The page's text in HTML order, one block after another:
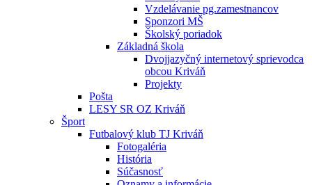
Vzdelávanie pg.zamestnancov
Sponzori MŠ
Školský poriadok
Základná škola
Dvojjazyčný internetový sprievodca
obcou Kriváň
Projekty
Pošta
LESY SR OZ Kriváň
Šport
Futbalový klub TJ Kriváň
Fotogaléria
História
Súčasnosť